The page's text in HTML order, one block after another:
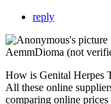
reply
AemmDioma (not
How is Genital Herpes
All these online
comparing online prices